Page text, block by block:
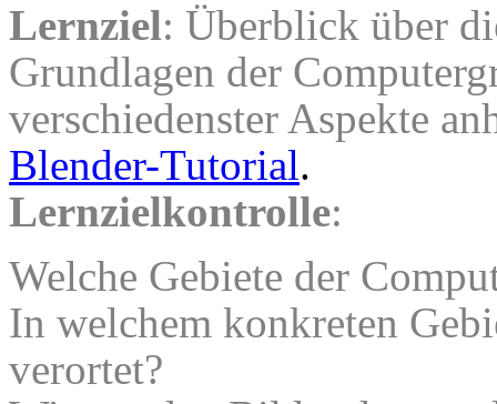
Lernziel: Überblick über
Grundlagen der
verschiedenster Aspekte
Blender-Tutorial.
Lernzielkontrolle:
Welche Gebiete der
In welchem konkreten
verortet?